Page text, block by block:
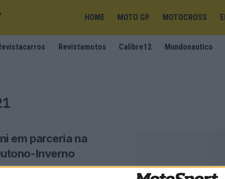
HOME MOTO GP MOTOCROSS
Revistamotos Calibre12 Mundonautico
em parceria na
Inverno
2020 0